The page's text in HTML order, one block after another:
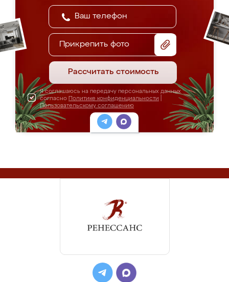
Прикрепить фото
Рассчитать стоимость
Я соглашаюсь на передачу персональных данных
согласно Политике конфиденциальности
Пользовательскому соглашению